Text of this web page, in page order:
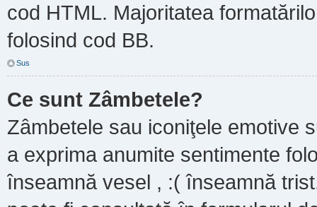
cod HTML. Majoritatea
folosind cod BB.
Sus
Ce sunt Zâmbetele?
Zâmbetele sau iconiţele emotive
a exprima anumite sentimente
înseamnă vesel , :( înseamnă